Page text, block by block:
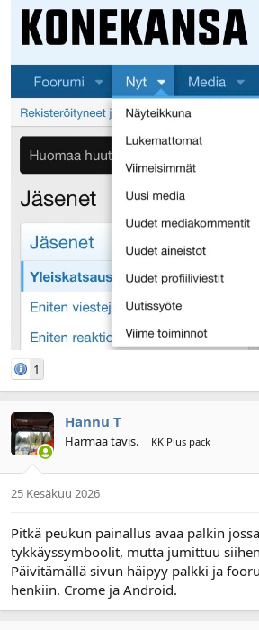
1
Hannu T
Harmaa tavis. KK Plus pack
25 Kesäkuu 2026
Pitkä peukun painallus avaa palkin
tykkäyssymboolit, mutta jumittuu
Päivitämällä sivun häipyy palkki ja
henkiin. Crome ja Android.